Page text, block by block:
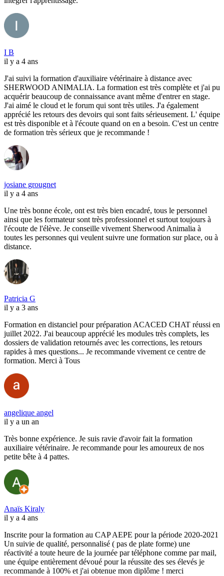
I B
il y a 4 ans
J'ai suivi la formation d'auxiliaire vétérinaire à distance avec
SHERWOOD ANIMALIA. La formation est très complète et j'ai pu
acquérir beaucoup de connaissance avant même d'entrer en stage.
J'ai aimé le cloud et le forum qui sont très utiles. J'a également
apprécié les retours des devoirs qui sont faits sérieusement. L' équipe
est très disponible et à l'écoute quand on en a besoin. C'est un centre
de formation très sérieux que je recommande !
josiane grougnet
il y a 4 ans
Une très bonne école, ont est très bien encadré, tous le personnel
ainsi que les formateur sont très professionnel et surtout toujours à
l'écoute de l'élève. Je conseille vivement Sherwood Animalia à
toutes les personnes qui veulent suivre une formation sur place, ou à
distance.
Patricia G
il y a 3 ans
Formation en distanciel pour préparation ACACED CHAT réussi en
juillet 2022. J'ai beaucoup apprécié les modules très complets, les
dossiers de validation retournés avec les corrections, les retours
rapides à mes questions... Je recommande vivement ce centre de
formation. Merci à Tous
angelique angel
il y a un an
Très bonne expérience. Je suis ravie d'avoir fait la formation
auxiliaire vétérinaire. Je recommande pour les amoureux de nos
petite bête à 4 pattes.
Anaïs Kiraly
il y a 4 ans
Inscrite pour la formation au CAP AEPE pour la période 2020-2021
Un suivie de qualité, personnalisé ( pas de plate forme) une
réactivité a toute heure de la journée par téléphone comme par mail,
une équipe entièrement dévoué pour la réussite des ses élevés je
recommande à 100% et j'ai obtenue mon diplôme ! merci